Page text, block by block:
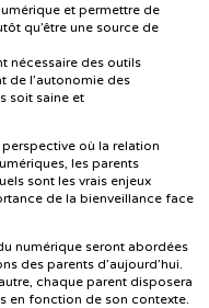
et permettre de
qu’être une source de
nécessaire des outils
de l’autonomie des
soit saine et
où la relation
les parents
sont les vrais enjeux
de la bienveillance face
numérique seront abordées
des parents d’aujourd’hui.
chaque parent disposera
en fonction de son contexte.